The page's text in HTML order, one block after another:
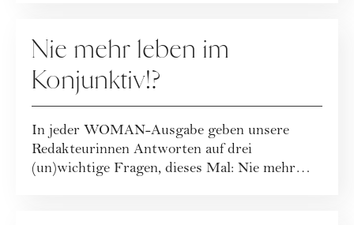
Nie mehr leben im
Konjunktiv!?
In jeder WOMAN-Ausgabe geben unsere
Redakteurinnen Antworten auf drei
(un)wichtige Fragen, dieses Mal: Nie mehr